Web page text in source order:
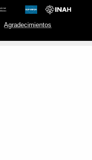
Agradecimientos